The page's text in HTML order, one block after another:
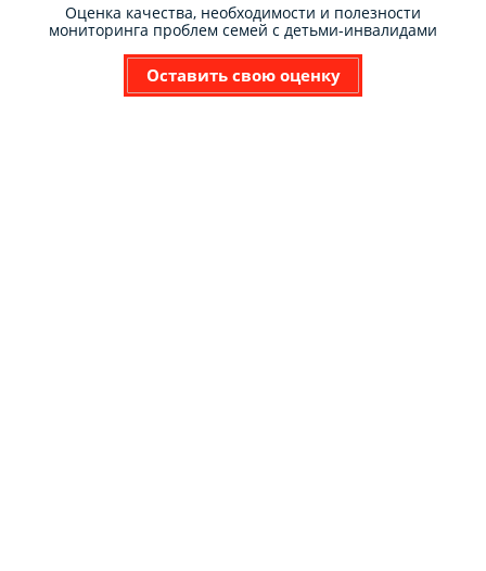
Оценка качества, необходимости и полезности
мониторинга проблем семей с детьми-инвалидами
Оставить свою оценку